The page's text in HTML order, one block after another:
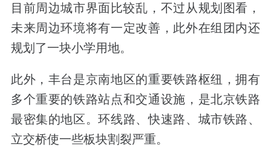
目前周边城市界面比较乱，‌不过从规划图看，
未来周边环境将有一定改善，此外在组团内还
规划了一块小学用地。
此外，丰台是京南地区的重要铁路枢纽，拥有
多个重要的铁路站点和交通设施，是北京铁路
最密集的地区。环线路、快速路、城市铁路、
立交桥使一些板块割裂严重。